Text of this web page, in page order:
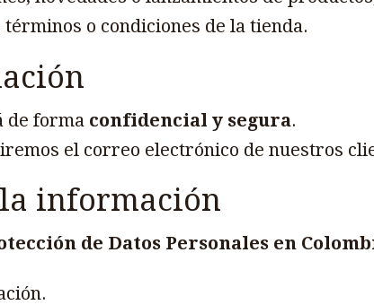
o condiciones de la tienda.
de forma confidencial y segura.
el correo electrónico de nuestros
información
de Datos Personales en